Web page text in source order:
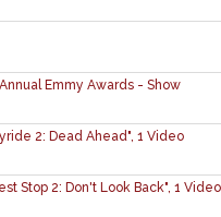
Emmy Awards - Show
2: Dead Ahead", 1 Video
Stop 2: Don't Look Back", 1 Video